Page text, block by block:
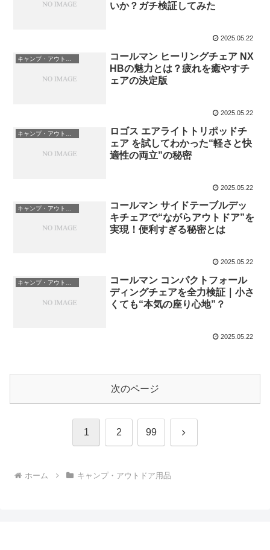
いか？ガチ検証してみた
2025.05.22
キャンプ・アウトドア用品
コールマン ヒーリングチェア NX
HBの魅力とは？疲れを癒やすチ
ェアの決定版
2025.05.22
ロゴス エアライトトリポッドチ
ェア を試してわかった“軽さと快
適性の両立”の秘密
2025.05.22
コールマン サイドテーブルデッ
キチェアで“ながらアウトドア”を
実現！便利すぎる秘密とは
2025.05.22
キャンプ・アウトドア用品
コールマン コンパクトフォール
ディングチェアを全力検証｜小さ
くても“本気の座り心地”？
2025.05.22
次のページ
1 2 99 次
ホーム キャンプ・アウトドア用品